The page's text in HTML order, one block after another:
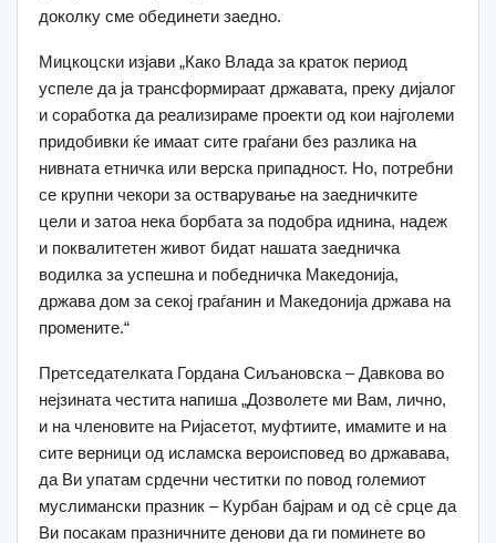
доколку сме обединети заедно.
Мицкоцски изјави „Како Влада за краток период
успеле да ја трансформираат државата, преку дијалог
и соработка да реализираме проекти од кои најголеми
придобивки ќе имаат сите граѓани без разлика на
нивната етничка или верска припадност. Но, потребни
се крупни чекори за остварување на заедничките
цели и затоа нека борбата за подобра иднина, надеж
и поквалитетен живот бидат нашата заедничка
водилка за успешна и победничка Македонија,
држава дом за секој граѓанин и Македонија држава на
промените.“
Претседателката Гордана Сиљановска – Давкова во
нејзината честита напиша „Дозволете ми Вам, лично,
и на членовите на Ријасетот, муфтиите, имамите и на
сите верници од исламска вероисповед во државава,
да Ви упатам срдечни честитки по повод големиот
муслимански празник – Курбан бајрам и од сѐ срце да
Ви посакам празничните денови да ги поминете во